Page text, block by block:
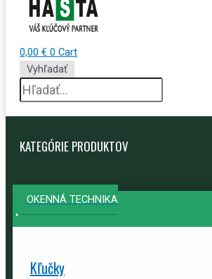
0,00 € 0 Cart
Vyhľadať
KATEGÓRIE PRODUKTOV
OKENNÁ TECHNIKA
Kľučky